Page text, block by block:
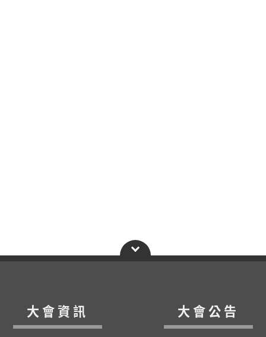
大會資訊 大會公告